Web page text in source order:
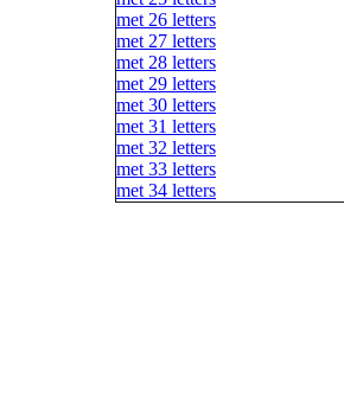
met 26 letters
met 27 letters
met 28 letters
met 29 letters
met 30 letters
met 31 letters
met 32 letters
met 33 letters
met 34 letters